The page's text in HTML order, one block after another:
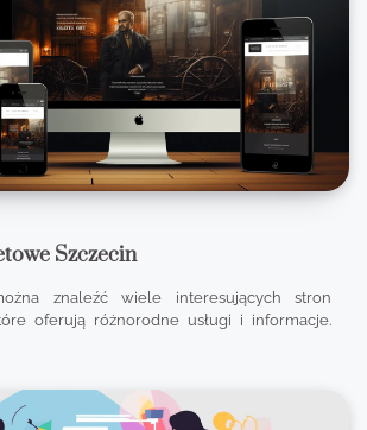
Szczecin
znaleźć wiele interesujących stron
oferują różnorodne usługi i informacje.